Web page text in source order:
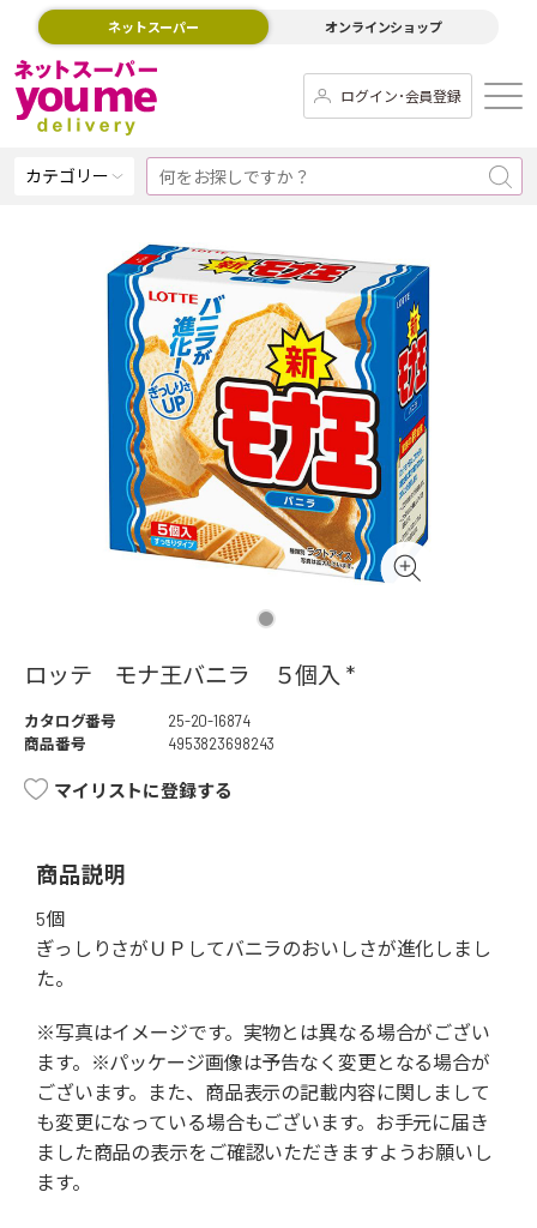
ネットスーパー オンラインショップ
ログイン･会員登録
カテゴリー
ロッテ モナ王バニラ ５個入 *
カタログ番号
25-20-16874
商品番号
4953823698243
マイリストに登録する
商品説明
5個
ぎっしりさがＵＰしてバニラのおいしさが進化しまし
た。
※写真はイメージです。実物とは異なる場合がござい
ます。※パッケージ画像は予告なく変更となる場合が
ございます。また、商品表示の記載内容に関しまして
も変更になっている場合もございます。お手元に届き
ました商品の表示をご確認いただきますようお願いし
ます。